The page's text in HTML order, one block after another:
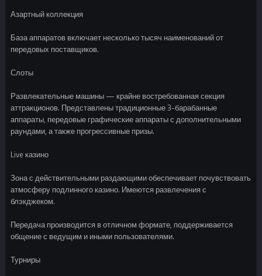
Азартный коллекция
База аппаратов включает несколько тысяч наименований от
передовых поставщиков.
Слоты
Развлекательные машины — крайне востребованная секция
аттракционов. Представлены традиционные 3-барабанные
аппараты, передовые графические аппараты с дополнительными
раундами, а также прогрессивные призы.
Live казино
Зона с действительными раздающими обеспечивает почувствовать
атмосферу подлинного казино. Имеются развлечения с
блэкджеком.
Передача производится в отличном формате, поддерживается
общение с ведущим и иными пользователями.
Турниры